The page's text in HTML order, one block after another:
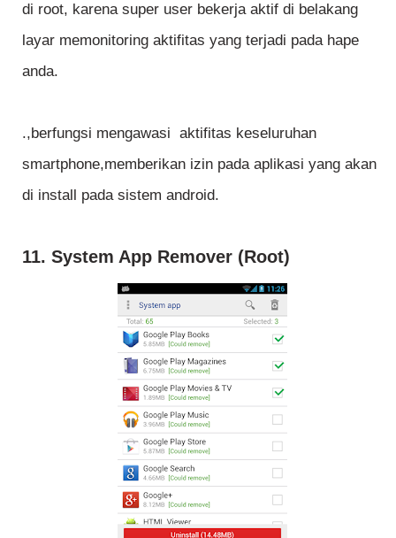
di root, karena super user bekerja aktif di belakang
layar memonitoring aktifitas yang terjadi pada hape
anda.
.,berfungsi mengawasi aktifitas keseluruhan
smartphone,memberikan izin pada aplikasi yang akan
di install pada sistem android.
11. System App Remover (Root)